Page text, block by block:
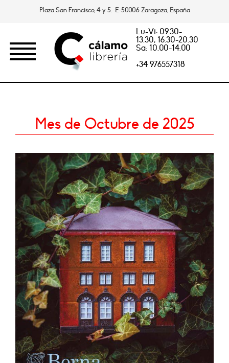
Plaza San Francisco, 4 y 5. E-50006 Zaragoza, España
Lu-Vi: 09.30-
13.30, 16.30-20.30
Sa: 10.00-14.00
+34 976557318
Mes de Octubre de 2025